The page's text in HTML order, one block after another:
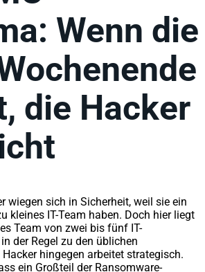
Wenn die
die Hacker
wiegen sich in Sicherheit, weil sie ein
kleines IT-Team haben. Doch hier liegt
Team von zwei bis fünf IT-
der Regel zu den üblichen
hingegen arbeitet strategisch.
ein Großteil der Ransomware-